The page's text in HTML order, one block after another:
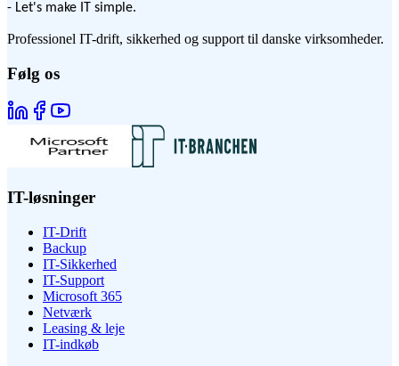
- Let's make IT simple.
Professionel IT-drift, sikkerhed og support til danske virksomheder.
Følg os
IT-løsninger
IT-Drift
Backup
IT-Sikkerhed
IT-Support
Microsoft 365
Netværk
Leasing & leje
IT-indkøb